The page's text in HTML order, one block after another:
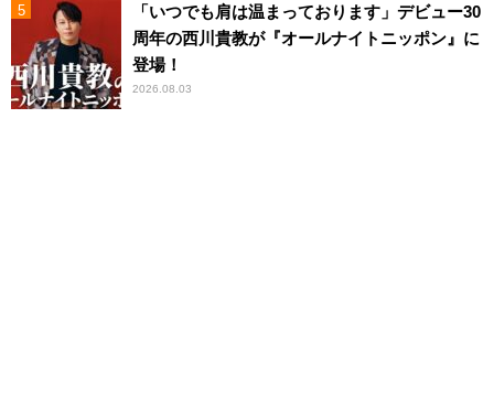
「いつでも肩は温まっております」デビュー30
周年の西川貴教が『オールナイトニッポン』に
登場！
2026.08.03